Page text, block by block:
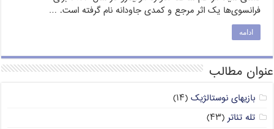
فرانسوی‌ها یک اثر مرجع و کمدی جاودانه نام گرفته است. …
ادامه
عنوان مطالب
بازیهای نوستالژیک (۱۴)
تله تئاتر(۴۳)